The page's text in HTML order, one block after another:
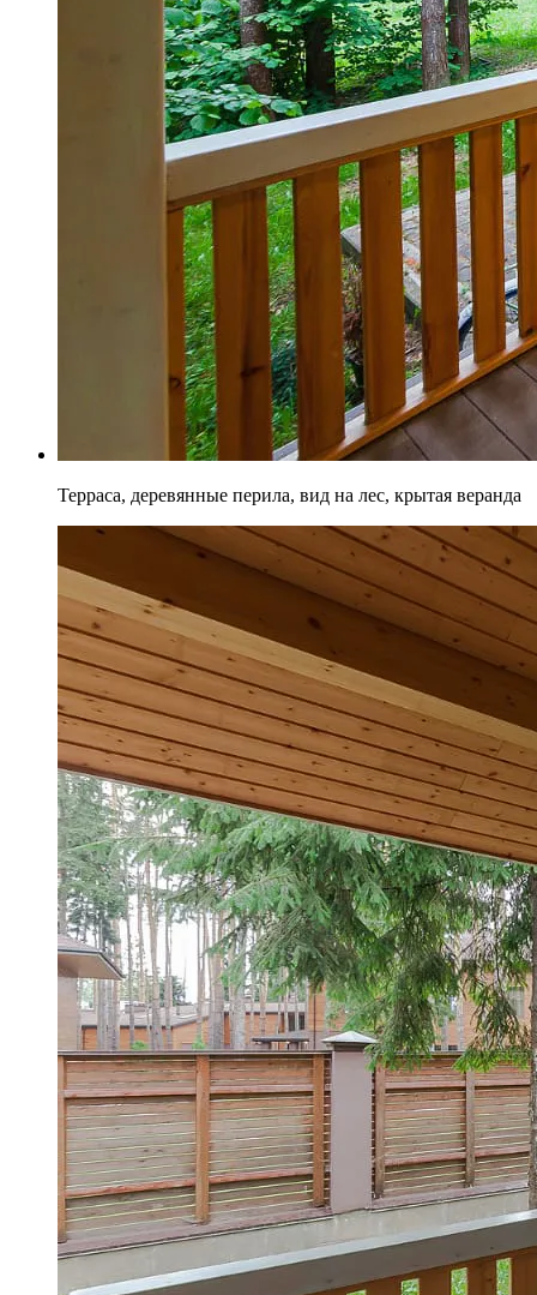
Терраса, деревянные перила, вид на лес, крытая веранда